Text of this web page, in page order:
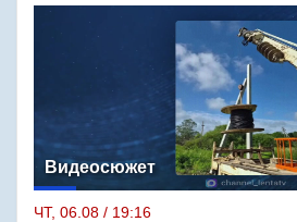
Видеосюжет
ЧТ, 06.08 / 19:16